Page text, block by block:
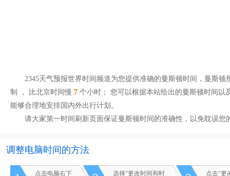
2345天气预报世界时间频道为您提供准确的曼斯顿时间，曼斯
制
， 比北京时间慢 7 个小时； 您可以根据本站给出的曼斯顿时间以
能够合理地安排国内外出行计划。
请大家第一时间刷新页面保证曼斯顿时间的准确性，以免耽误您
调整电脑时间的方法
点击电脑右下
选择“更改时间和时
点击“更